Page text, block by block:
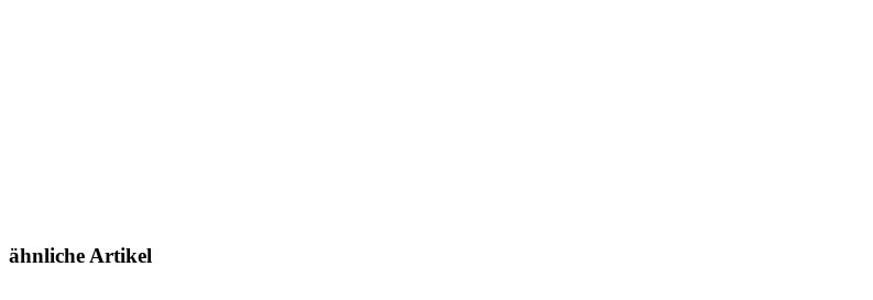
ähnliche Artikel